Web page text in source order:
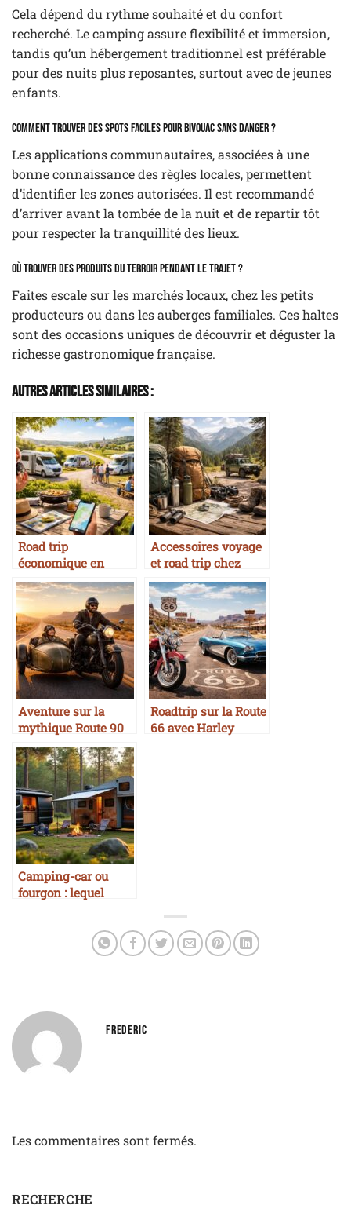
Cela dépend du rythme souhaité et du confort
recherché. Le camping assure flexibilité et immersion,
tandis qu’un hébergement traditionnel est préférable
pour des nuits plus reposantes, surtout avec de jeunes
enfants.
Comment trouver des spots faciles pour bivouac sans danger ?
Les applications communautaires, associées à une
bonne connaissance des règles locales, permettent
d’identifier les zones autorisées. Il est recommandé
d’arriver avant la tombée de la nuit et de repartir tôt
pour respecter la tranquillité des lieux.
Où trouver des produits du terroir pendant le trajet ?
Faites escale sur les marchés locaux, chez les petits
producteurs ou dans les auberges familiales. Ces haltes
sont des occasions uniques de découvrir et déguster la
richesse gastronomique française.
Autres Articles Similaires :
Road trip
économique en
France avec
camping-cars
partagés sur
Yescapa et
Wikicampers
Accessoires voyage
et road trip chez
Décathlon Travel et
Nature Découvertes
pour aventuriers
Aventure sur la
mythique Route 90
américaine en
Harley Davidson
avec side-car
automobile
Roadtrip sur la Route
66 avec Harley
Camping-car ou
fourgon : lequel
FREDERIC
Les commentaires sont fermés.
RECHERCHE